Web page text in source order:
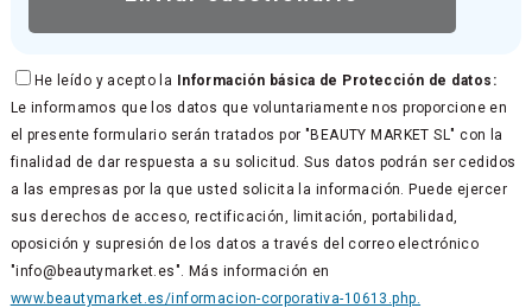
He leído y acepto la Información básica de Protección de datos:
Le informamos que los datos que voluntariamente nos proporcione en
el presente formulario serán tratados por "BEAUTY MARKET SL" con la
finalidad de dar respuesta a su solicitud. Sus datos podrán ser cedidos
a las empresas por la que usted solicita la información. Puede ejercer
sus derechos de acceso, rectificación, limitación, portabilidad,
oposición y supresión de los datos a través del correo electrónico
"info@beautymarket.es". Más información en
www.beautymarket.es/informacion-corporativa-10613.php.